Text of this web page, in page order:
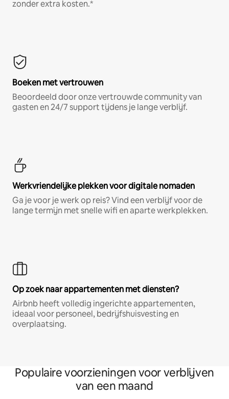
zonder extra kosten.*
Boeken met vertrouwen
Beoordeeld door onze vertrouwde community van
gasten en 24/7 support tijdens je lange verblijf.
Werkvriendelijke plekken voor digitale nomaden
Ga je voor je werk op reis? Vind een verblijf voor de
lange termijn met snelle wifi en aparte werkplekken.
Op zoek naar appartementen met diensten?
Airbnb heeft volledig ingerichte appartementen,
ideaal voor personeel, bedrijfshuisvesting en
overplaatsing.
Populaire voorzieningen voor verblijven
van een maand